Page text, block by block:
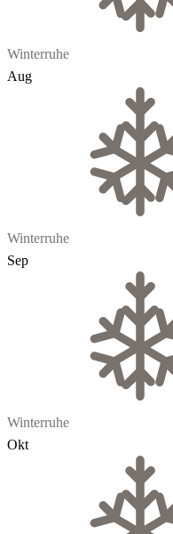
Winterruhe
Aug
Winterruhe
Sep
Winterruhe
Okt